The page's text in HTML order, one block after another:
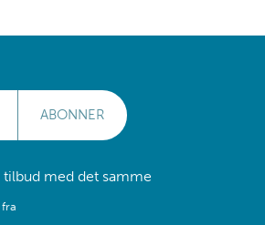
ABONNER
med det samme